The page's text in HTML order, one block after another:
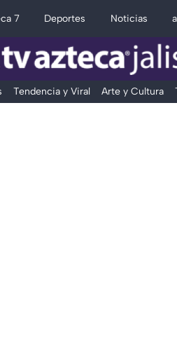
7 Deportes Noticias
Tendencia y Viral Arte y Cultura